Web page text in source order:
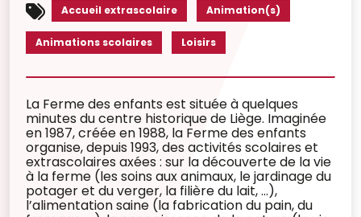
Accueil extrascolaire Animation(s)
Animations scolaires Loisirs
La Ferme des enfants est située à quelques
minutes du centre historique de Liège. Imaginée
en 1987, créée en 1988, la Ferme des enfants
organise, depuis 1993, des activités scolaires et
extrascolaires axées : sur la découverte de la vie
à la ferme (les soins aux animaux, le jardinage du
potager et du verger, la filière du lait, ...),
l’alimentation saine (la fabrication du pain, du